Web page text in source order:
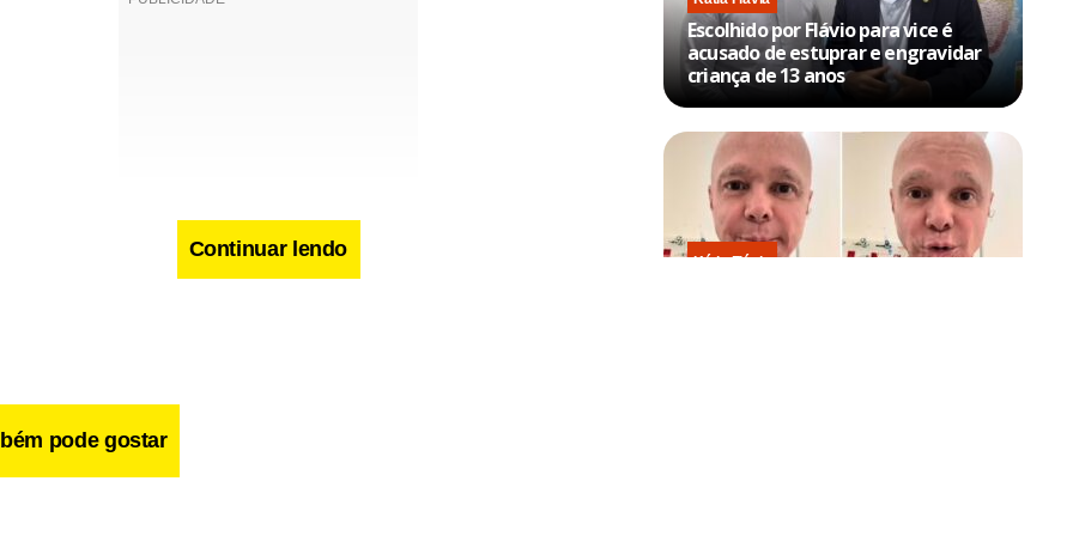
Continuar lendo
pode gostar
Escolhido por Flávio para vice é
acusado de estuprar e engravidar
criança de 13 anos
Kátia Flávia